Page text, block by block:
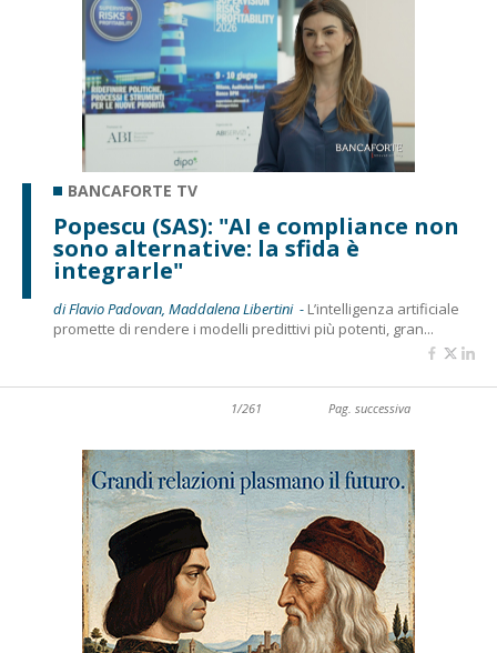
BANCAFORTE TV
Popescu (SAS): "AI e compliance non
sono alternative: la sfida è
integrarle"
di Flavio Padovan, Maddalena Libertini - L’intelligenza artificiale
promette di rendere i modelli predittivi più potenti, gran...
1/261 Pag. successiva